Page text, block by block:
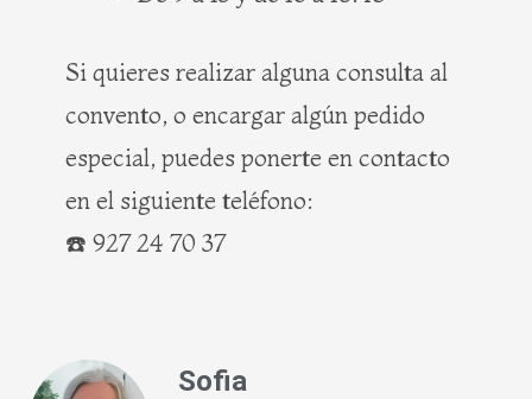
Si quieres realizar alguna consulta al
convento, o encargar algún pedido
especial, puedes ponerte en contacto
en el siguiente teléfono:
☎️ 927 24 70 37
Sofia